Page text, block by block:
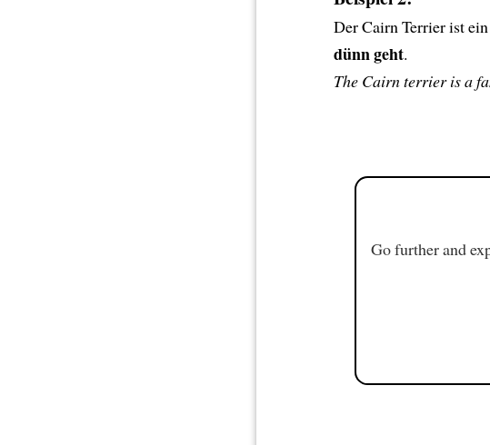
Der Cairn Terrier ist
dünn geht.
The Cairn terrier is a
Go further and